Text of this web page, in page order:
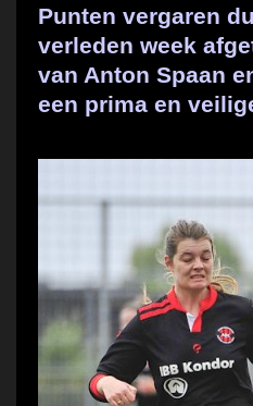
Punten vergaren
verleden week
van Anton Spaan
een prima en